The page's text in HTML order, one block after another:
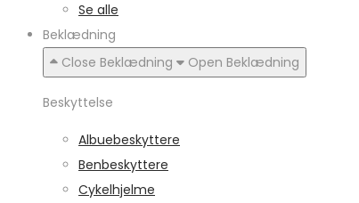
Se alle
Beklædning
Close Beklædning
Open Beklædning
Beskyttelse
Albuebeskyttere
Benbeskyttere
Cykelhjelme